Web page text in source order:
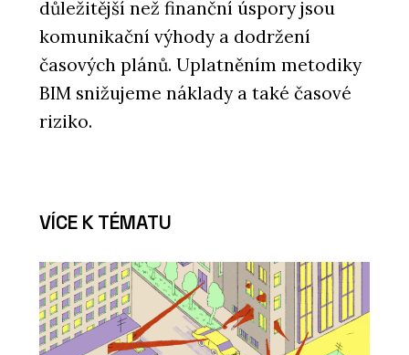
důležitější než finanční úspory jsou
komunikační výhody a dodržení
časových plánů. Uplatněním metodiky
BIM snižujeme náklady a také časové
riziko.
VÍCE K TÉMATU